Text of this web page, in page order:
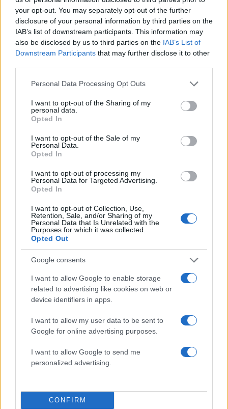
your opt-out. You may separately opt-out of the further
disclosure of your personal information by third parties on the
IAB’s list of downstream participants. This information may
also be disclosed by us to third parties on the IAB’s List of
Downstream Participants that may further disclose it to other
Please note that this website/app uses one or more Google
not limited to your visit or usage behaviour. You may click to
grant or deny consent to Google and its third-party tags to
use your data for below specified purposes in below Google
consent section.
Personal Data Processing Opt Outs
I want to opt-out of the Sharing of my
personal data.
Opted In
I want to opt-out of the Sale of my
Personal Data.
Opted In
I want to opt-out of processing my
Personal Data for Targeted Advertising.
Opted In
I want to opt-out of Collection, Use,
Retention, Sale, and/or Sharing of my
Personal Data that Is Unrelated with the
Purposes for which it was collected.
Opted Out
Google consents
I want to allow Google to enable storage
related to advertising like cookies on web or
device identifiers in apps.
I want to allow my user data to be sent to
Google for online advertising purposes.
I want to allow Google to send me
personalized advertising.
CONFIRM
1 Η Ελένη Φωτοπούλου ευχήθηκε για τη
γιορτή του Άκη Παυλόπουλου: «Δεκαπέντε
χρόνια μου διδάσκει υπομονή και αγάπη»
2Αριστοτέλης Δαμίγος: Στο Αποτεφρωτήριο
Ριτσώνας το «ύστατο χαίρε» στον Έλληνα
Ψάθα
«Αφιέρωσε τη ζωή της στο να βοηθά
ανθρώπους που είχαν ανάγκη» - Η πρώτη
δήλωση της οικογένειας της 38χρονης
Λίζα που βρέθηκε νεκρή στην Κυψέλη
Η Αγγελική Ηλιάδη περιγράφει το θαύμα
που έζησε και πώς είδε τον Χριστό μπροστά
της: «Ήταν ό,τι πιο όμορφο έχω δει στη ζωή
μου»
Ο Γιάννης Φακίνος αποκάλυψε πώς έγινε
viral το τραγούδι του «Λογαριασμός» που
Πιο σχολιασμένα
Μητσοτάκης στην υπογραφή συμφωνίας
για την ηλεκτρική διασύνδεση Ελλάδας –
Κύπρου: «Ισχυρή ψήφος εμπιστοσύνης» η
είσοδος της Meridiam στην GSI
Έφυγαν οι συνεργάτες, μένει η Μαρία
«Ελπίδα για τη Δημοκρατία»
Canadair 515: Οι πρώτες εικόνες από την
κατασκευή του αεροσκάφους που θα
επιχειρεί και τη νύχτα στα μέτωπα της
φωτιάς
συμμετείχε στη διαδήλωση όπως και
100.000 άτομα»